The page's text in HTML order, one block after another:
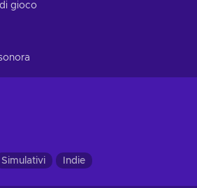
gioco
Simulativi Indie